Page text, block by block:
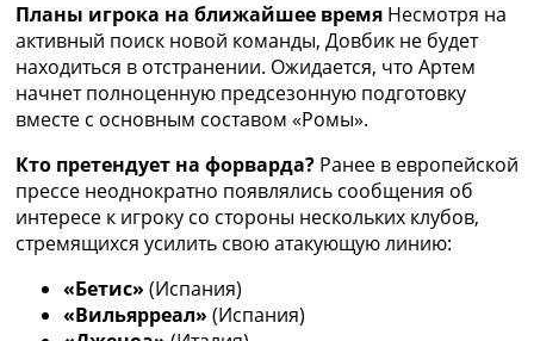
Главная
Новости футбола
Видео
Трансферы
Новости футбола Украины
Последние комментарии
Конкурс прогнозов
Логин
Рейтинги
Правила
Коллективный прогноз
Турниры
Чемпионат Мира
Планы игрока на ближайшее время Несмотря на
активный поиск новой команды, Довбик не будет
находиться в отстранении. Ожидается, что Артем
начнет полноценную предсезонную подготовку
вместе с основным составом «Ромы».
Кто претендует на форварда? Ранее в европейской
прессе неоднократно появлялись сообщения об
интересе к игроку со стороны нескольких клубов,
стремящихся усилить свою атакующую линию:
«Бетис» (Испания)
«Вильярреал» (Испания)